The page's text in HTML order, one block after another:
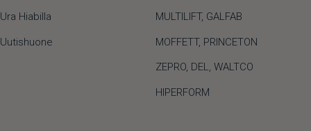
Ura Hiabilla
Uutishuone
MULTILIFT, GALFAB
MOFFETT, PRINCETON
ZEPRO, DEL, WALTCO
HIPERFORM